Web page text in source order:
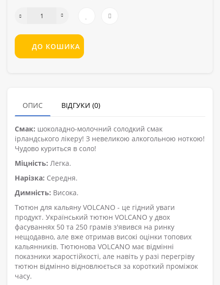
ДО КОШИКА
ОПИС ВІДГУКИ (0)
Смак: шоколадно-молочний солодкий смак
ірландського лікеру! З невеликою алкогольною ноткою!
Чудово куриться в соло!
Міцність: Легка.
Нарізка: Середня.
Димність: Висока.
Тютюн для кальяну VOLCANO - це гідний уваги
продукт. Український тютюн VOLCANO у двох
фасуваннях 50 та 250 грамів з'явився на ринку
нещодавно, але вже отримав високі оцінки топових
кальянників. Тютюнова VOLCANO має відмінні
показники жаростійкості, але навіть у разі перегріву
тютюн відмінно відновлюється за короткий проміжок
часу.